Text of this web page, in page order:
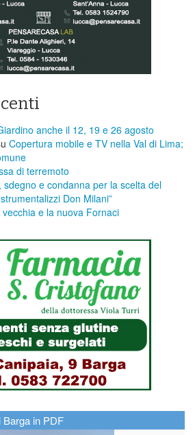
anche il 12, 19 e 26 agosto
​Copertura mobile e TV nella Val di Lima;
di terremoto
sdegno e condanna per la scelta del
Don Milani”
vecchia e la nuova Fornaci
in PDF